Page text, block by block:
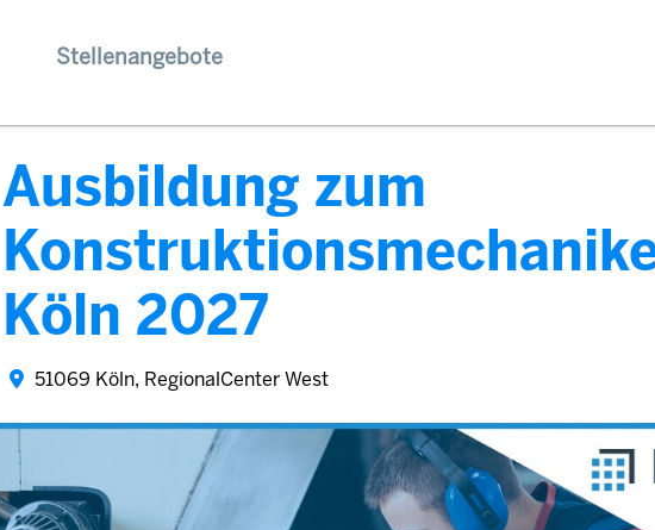
Stellenangebote
Ausbildung zum
Köln 2027
51069 Köln, RegionalCenter West